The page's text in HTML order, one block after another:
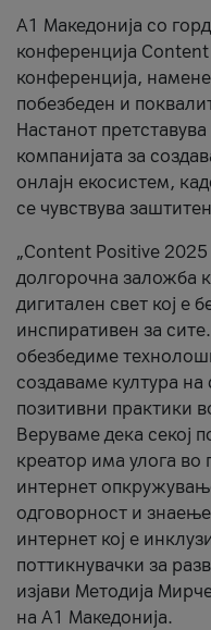
А1 Македонија со
конференција
конференција,
побезбеден и
Настанот
компанијата за
онлајн екосистем,
се чувствува
„Content Positive 2025
долгорочна заложба
дигитален свет кој е
инспиративен за
обезбедиме
создаваме култура
позитивни практики
Веруваме дека секој
креатор има улога во
интернет
одговорност и
интернет кој е
поттикнувачки за
изјави Методија
на А1 Македонија.